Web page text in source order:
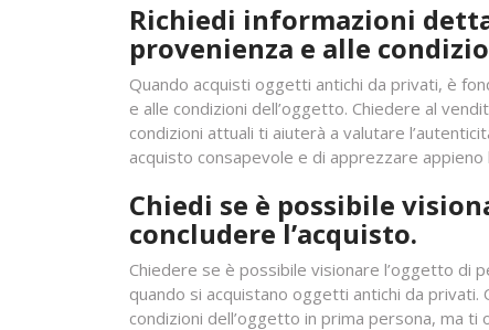
Richiedi informazioni
provenienza e alle
Quando acquisti oggetti antichi da privati, è
e alle condizioni dell’oggetto. Chiedere al
condizioni attuali ti aiuterà a valutare
acquisto consapevole e di apprezzare
Chiedi se è possibile
concludere l’acquisto.
Chiedere se è possibile visionare l’oggetto di
quando si acquistano oggetti antichi da
condizioni dell’oggetto in prima persona, ma